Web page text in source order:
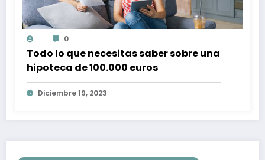
0
Todo lo que necesitas saber sobre una
hipoteca de 100.000 euros
Diciembre 19, 2023